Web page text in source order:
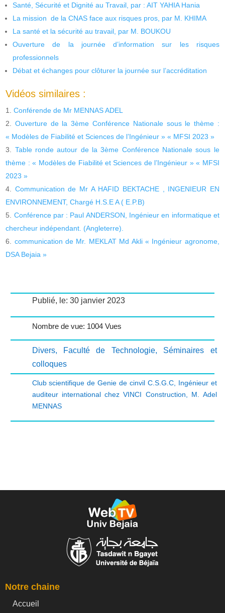
Santé, Sécurité et Dignité au Travail, par : AIT YAHIA Hania
La mission de la CNAS face aux risques pros, par M. KHIMA
La santé et la sécurité au travail, par M. BOUKOU
Ouverture de la journée d’information sur les risques
professionnels
Débat et échanges pour clôturer la journée sur l’accréditation
Vidéos similaires :
Conférende de Mr MENNAS ADEL
Ouverture de la 3ème Conférence Nationale sous le thème :
« Modèles de Fiabilité et Sciences de l’Ingénieur » « MFSI 2023 »
Table ronde autour de la 3ème Conférence Nationale sous le
thème : « Modèles de Fiabilité et Sciences de l’Ingénieur » « MFSI
2023 »
Communication de Mr A HAFID BEKTACHE , INGENIEUR EN
ENVIRONNEMENT, Chargé H.S.E A ( E.P.B)
Conférence par : Paul ANDERSON, Ingénieur en informatique et
chercheur indépendant. (Angleterre).
communication de Mr. MEKLAT Md Akli « Ingénieur agronome,
DSA Bejaia »
Publié, le: 30 janvier 2023
Nombre de vue: 1004 Vues
Divers, Faculté de Technologie, Séminaires et
colloques
Club scientifique de Genie de cinvil C.S.G.C, Ingénieur et
auditeur international chez VINCI Construction
M. Adel
MENNAS
Notre chaine
Accueil